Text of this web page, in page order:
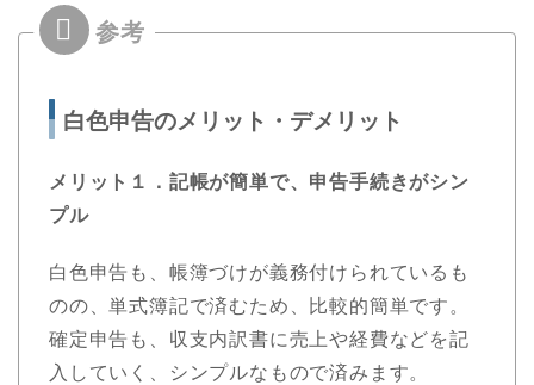
白色申告のメリット・デメリット
メリット１．記帳が簡単で、申告手続きがシン
プル
白色申告も、帳簿づけが義務付けられているも
のの、単式簿記で済むため、比較的簡単です。
確定申告も、収支内訳書に売上や経費などを記
入していく、シンプルなもので済みます。